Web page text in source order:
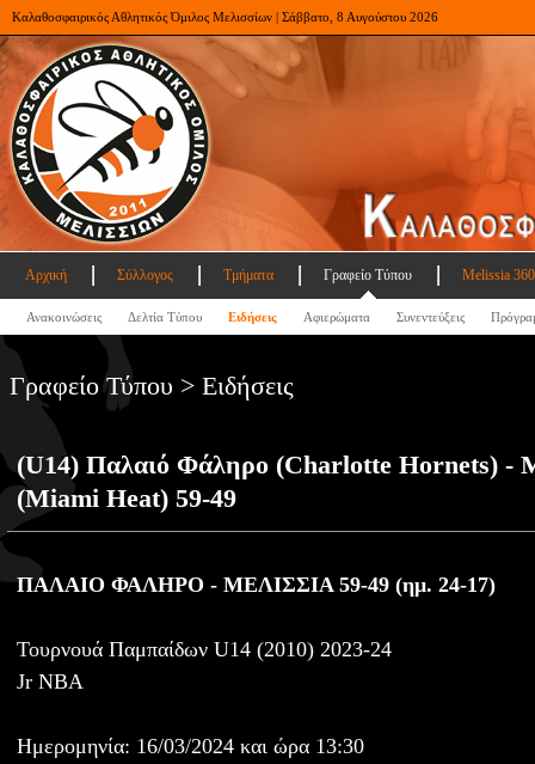
Καλαθοσφαιρικός Αθλητικός Όμιλος Μελισσίων | Σάββατο, 8 Αυγούστου 2026
Αρχική Σύλλογος Τμήματα Γραφείο Τύπου Melissia
Ανακοινώσεις Δελτία Τύπου Ειδήσεις Αφιερώματα Συνεντεύξεις
Γραφείο Τύπου > Ειδήσεις
(U14) Παλαιό Φάληρο (Charlotte Hornets) -
(Miami Heat) 59-49
ΠΑΛΑΙΟ ΦΑΛΗΡΟ - ΜΕΛΙΣΣΙΑ 59-49 (ημ. 24-17)
Τουρνουά Παμπαίδων U14 (2010) 2023-24
Jr NBA
Ημερομηνία: 16/03/2024 και ώρα 13:30